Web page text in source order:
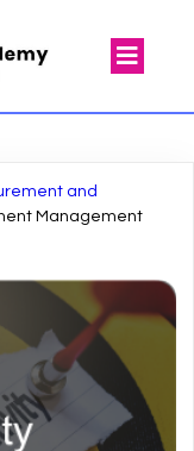
and
Management